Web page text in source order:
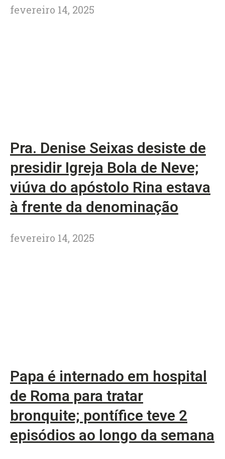
fevereiro 14, 2025
Pra. Denise Seixas desiste de
presidir Igreja Bola de Neve;
viúva do apóstolo Rina estava
à frente da denominação
fevereiro 14, 2025
Papa é internado em hospital
de Roma para tratar
bronquite; pontífice teve 2
episódios ao longo da semana